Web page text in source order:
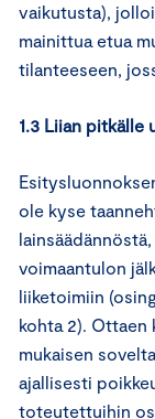
vaikutusta),
mainittua etua
tilanteeseen,
1.3 Liian
ole kyse
voimaantulon
liiketoimiin
kohta 2).
mukaisen
ajallisesti
toteutettuihin